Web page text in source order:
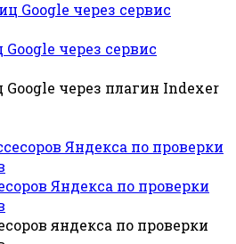
через сервис
через плагин Indexer
Яндекса по проверки
яндекса по проверки